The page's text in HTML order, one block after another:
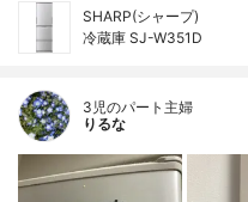
SHARP(シャープ)
冷蔵庫 SJ-W351D
3児のパート主婦
りるな